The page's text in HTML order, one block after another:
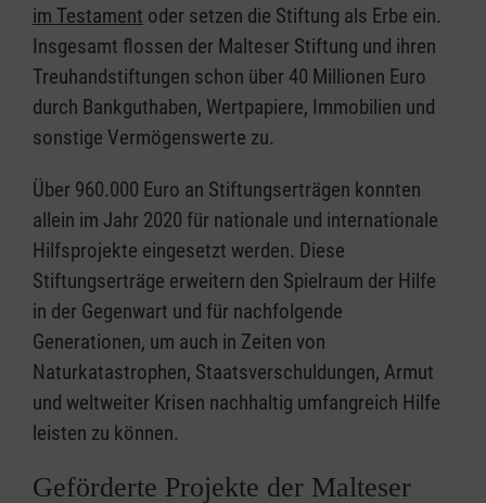
im Testament oder setzen die Stiftung als Erbe ein.
Insgesamt flossen der Malteser Stiftung und ihren
Treuhandstiftungen schon über 40 Millionen Euro
durch Bankguthaben, Wertpapiere, Immobilien und
sonstige Vermögenswerte zu.
Über 960.000 Euro an Stiftungserträgen konnten
allein im Jahr 2020 für nationale und internationale
Hilfsprojekte eingesetzt werden. Diese
Stiftungserträge erweitern den Spielraum der Hilfe
in der Gegenwart und für nachfolgende
Generationen, um auch in Zeiten von
Naturkatastrophen, Staatsverschuldungen, Armut
und weltweiter Krisen nachhaltig umfangreich Hilfe
leisten zu können.
Geförderte Projekte der Malteser